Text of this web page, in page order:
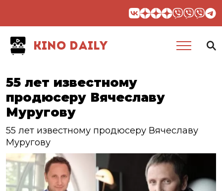
KINO DAILY
55 лет известному
продюсеру Вячеславу
Муругову
55 лет известному продюсеру Вячеславу
Муругову